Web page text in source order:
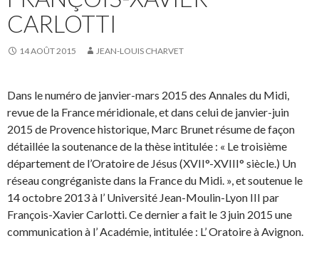
CARLOTTI
14 AOÛT 2015 JEAN-LOUIS CHARVET
Dans le numéro de janvier-mars 2015 des Annales du Midi,
revue de la France méridionale, et dans celui de janvier-juin
2015 de Provence historique, Marc Brunet résume de façon
détaillée la soutenance de la thèse intitulée : « Le troisième
département de l’Oratoire de Jésus (XVII°-XVIII° siècle.) Un
réseau congréganiste dans la France du Midi. », et soutenue le
14 octobre 2013 à l’ Université Jean-Moulin-Lyon III par
François-Xavier Carlotti. Ce dernier a fait le 3 juin 2015 une
communication à l’ Académie, intitulée : L’ Oratoire à Avignon.